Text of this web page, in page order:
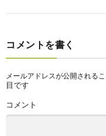
コメントを書く
メールアドレスが公開されるこ
目です
コメント